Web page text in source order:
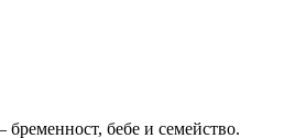
бебе и семейство.